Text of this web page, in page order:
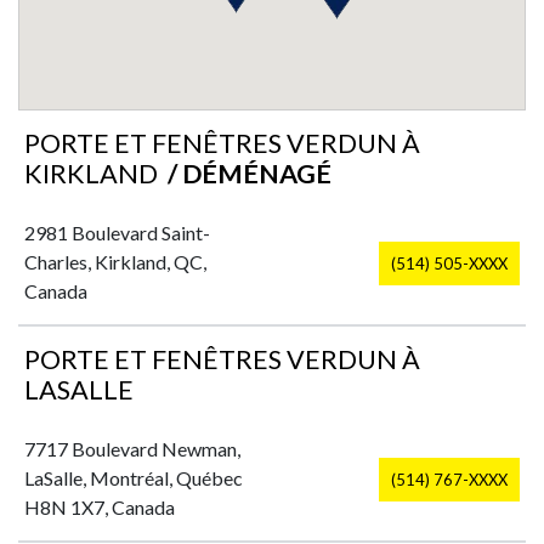
PORTE ET FENÊTRES VERDUN À
KIRKLAND / DÉMÉNAGÉ
2981 Boulevard Saint-
Charles, Kirkland, QC,
Canada
(514) 505-XXXX
PORTE ET FENÊTRES VERDUN À
LASALLE
7717 Boulevard Newman,
LaSalle, Montréal, Québec
H8N 1X7, Canada
(514) 767-XXXX